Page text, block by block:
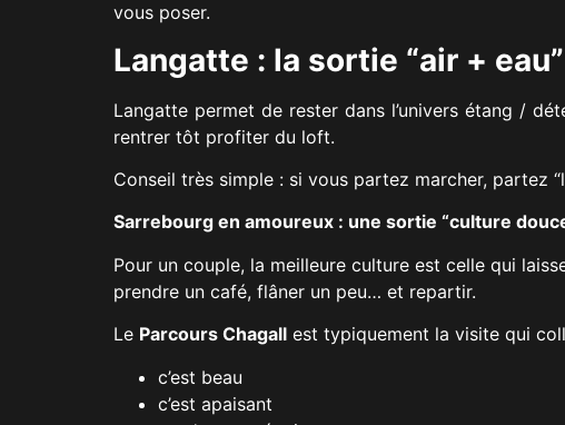
vous poser.
Langatte : la sortie “air +
Langatte permet de rester dans l’univers étang /
rentrer tôt profiter du loft.
Conseil très simple : si vous partez marcher, partez
Sarrebourg en amoureux : une sortie “culture
Pour un couple, la meilleure culture est celle qui
prendre un café, flâner un peu… et repartir.
Le Parcours Chagall est typiquement la visite qui
c’est beau
c’est apaisant